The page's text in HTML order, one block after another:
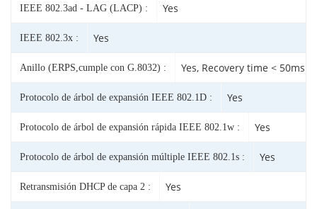
IEEE 802.3ad - LAG (LACP) : Yes
IEEE 802.3x : Yes
Anillo (ERPS,cumple con G.8032) : Yes, Recovery time < 50ms
Protocolo de árbol de expansión IEEE 802.1D : Yes
Protocolo de árbol de expansión rápida IEEE 802.1w : Yes
Protocolo de árbol de expansión múltiple IEEE 802.1s : Yes
Retransmisión DHCP de capa 2 : Yes